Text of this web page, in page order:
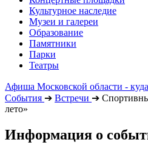
Культурное наследие
Музеи и галереи
Образование
Памятники
Парки
Театры
Афиша Московской области -
События ➔ Встречи ➔
лето»
Информация о